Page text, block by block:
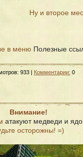
Ну и второе
в меню Полезные
933 | Комментарии: 0
Внимание!
атакуют медведи и
осторожны! =)